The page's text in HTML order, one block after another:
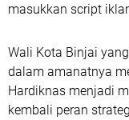
masukkan script
Wali Kota Binjai
dalam amanatnya
Hardiknas menjadi
kembali peran